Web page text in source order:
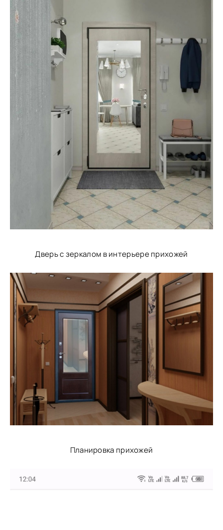
Дверь с зеркалом в интерьере прихожей
Планировка прихожей